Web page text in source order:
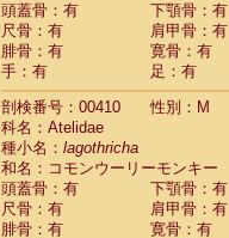
頭蓋骨：有
下顎骨：有
尺骨：有
肩甲骨：有
腓骨：有
寛骨：有
手：有
足：有
剖検番号：00410
性別：M
科名：Atelidae
種小名： lagothricha
和名：コモンウーリーモンキー
頭蓋骨：有
下顎骨：有
尺骨：有
肩甲骨：有
腓骨：有
寛骨：有